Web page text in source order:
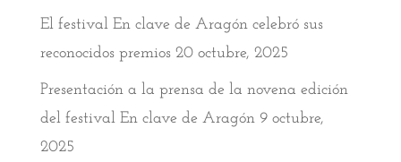
El festival En clave de Aragón celebró sus
reconocidos premios 20 octubre, 2025
Presentación a la prensa de la novena edición
del festival En clave de Aragón 9 octubre,
2025